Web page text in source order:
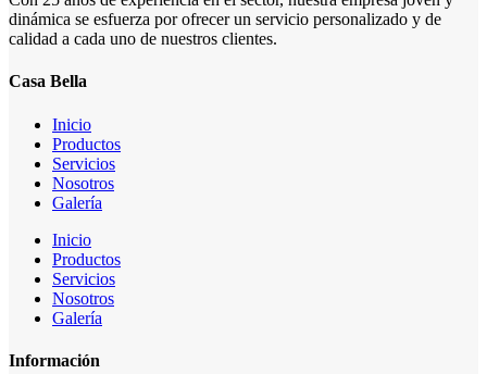
dinámica se esfuerza por ofrecer un servicio personalizado y de
calidad a cada uno de nuestros clientes.
Casa Bella
Inicio
Productos
Servicios
Nosotros
Galería
Inicio
Productos
Servicios
Nosotros
Galería
Información